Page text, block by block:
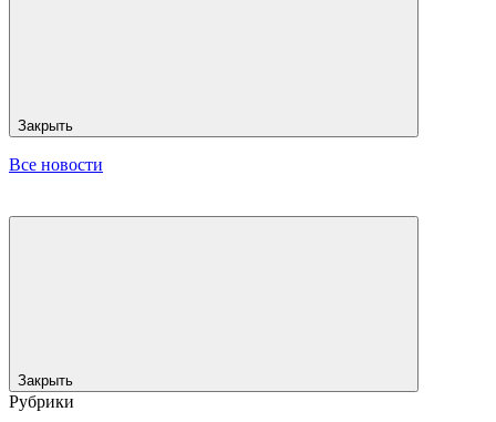
Закрыть
Все новости
Закрыть
Рубрики